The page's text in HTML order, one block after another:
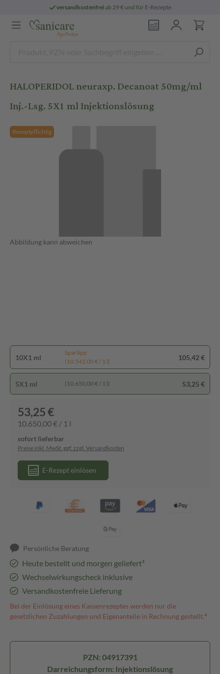
versandkostenfreiab 29 € und für E-Rezepte
HALOPERIDOL neuraxp. Decanoat 50mg/ml
Inj.-Lsg. 5X1 ml Injektionslösung
Rezeptpflichtig
Abbildung kann abweichen
10X1 ml
Spartipp
(10.542,00 € / 1 l)
105,42 €
5X1 ml (10.650,00 € / 1 l) 53,25 €
53,25 €
10.650,00 € / 1 l
sofort lieferbar
Preise inkl. MwSt. ggf. zzgl. Versandkosten
E-Rezept einlösen
Persönliche Beratung
Heute bestellt und morgen geliefert³
Wechselwirkungscheck inklusive
Versandkostenfreie Lieferung
Bei der Einlösung eines Kassenrezeptes werden nur die
gesetzlichen Zuzahlungen und Eigenanteile in Rechnung gestellt.⁴
PZN: 04917391
Darreichungsform: Injektionslösung